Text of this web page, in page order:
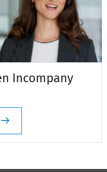
Incompany